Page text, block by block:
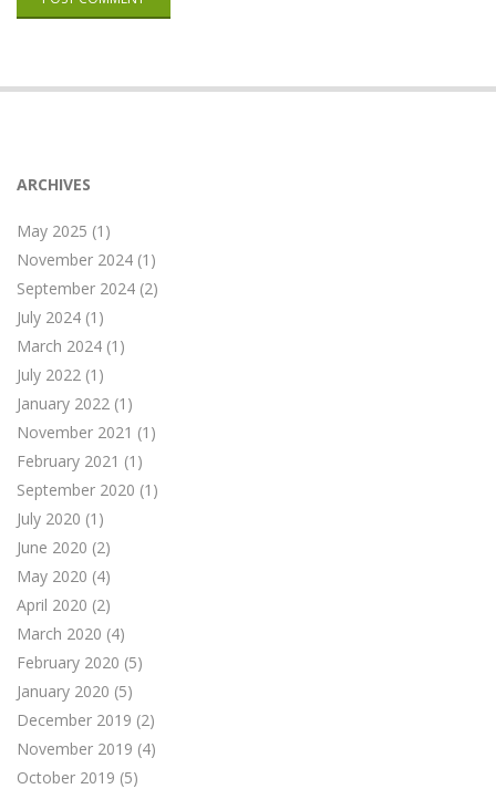
ARCHIVES
May 2025 (1)
November 2024 (1)
September 2024 (2)
July 2024 (1)
March 2024 (1)
July 2022 (1)
January 2022 (1)
November 2021 (1)
February 2021 (1)
September 2020 (1)
July 2020 (1)
June 2020 (2)
May 2020 (4)
April 2020 (2)
March 2020 (4)
February 2020 (5)
January 2020 (5)
December 2019 (2)
November 2019 (4)
October 2019 (5)